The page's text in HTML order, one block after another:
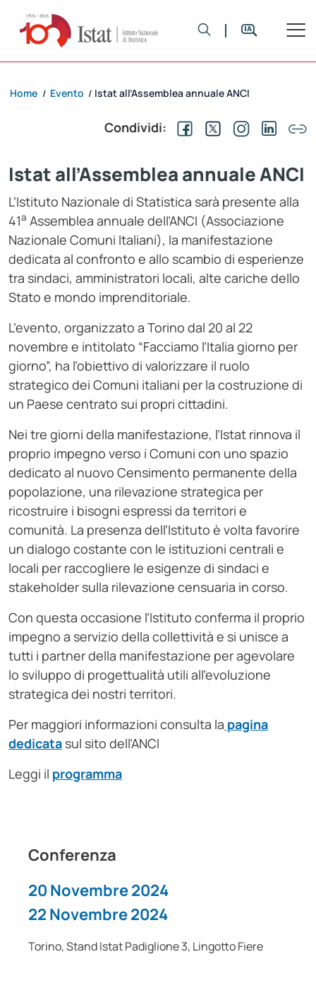
Conferenza
20 Novembre 2024
22 Novembre 2024
Torino, Stand Istat Padiglione 3, Lingotto Fiere
Home / Evento / Istat all’Assemblea annuale ANCI
Condividi:
Istat all’Assemblea annuale ANCI
L’Istituto Nazionale di Statistica sarà presente alla
41a Assemblea annuale dell’ANCI (Associazione
Nazionale Comuni Italiani), la manifestazione
dedicata al confronto e allo scambio di esperienze
tra sindaci, amministratori locali, alte cariche dello
Stato e mondo imprenditoriale.
L’evento, organizzato a Torino dal 20 al 22
novembre e intitolato “Facciamo l’Italia giorno per
giorno”, ha l’obiettivo di valorizzare il ruolo
strategico dei Comuni italiani per la costruzione di
un Paese centrato sui propri cittadini.
Nei tre giorni della manifestazione, l’Istat rinnova il
proprio impegno verso i Comuni con uno spazio
dedicato al nuovo Censimento permanente della
popolazione, una rilevazione strategica per
ricostruire i bisogni espressi da territori e
comunità. La presenza dell’Istituto è volta favorire
un dialogo costante con le istituzioni centrali e
locali per raccogliere le esigenze di sindaci e
stakeholder sulla rilevazione censuaria in corso.
Con questa occasione l’Istituto conferma il proprio
impegno a servizio della collettività e si unisce a
tutti i partner della manifestazione per agevolare
lo sviluppo di progettualità utili all’evoluzione
strategica dei nostri territori.
Per maggiori informazioni consulta la pagina
dedicata sul sito dell’ANCI
Leggi il programma